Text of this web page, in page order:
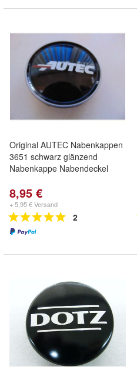
Original AUTEC Nabenkappen
3651 schwarz glänzend
Nabenkappe Nabendeckel
8,95 €
+ 5,95 € Versand
2